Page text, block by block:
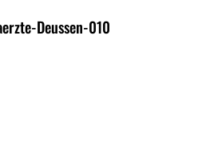
Deussen-010